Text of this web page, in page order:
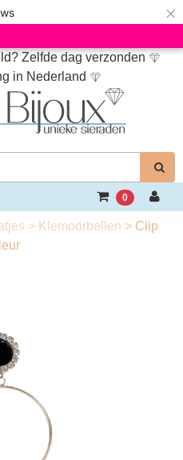
×
Zelfde dag verzonden
in Nederland
0
> Klemoorbellen > Clip